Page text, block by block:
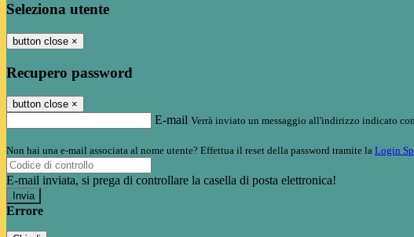
Seleziona utente
button close ×
Recupero password
button close ×
E-mail Verrà inviato un messaggio all'indirizzo indicato
Non hai una e-mail associata al nome utente? Effettua il reset della password tramite la Login
E-mail inviata, si prega di controllare la casella di posta elettronica!
Errore